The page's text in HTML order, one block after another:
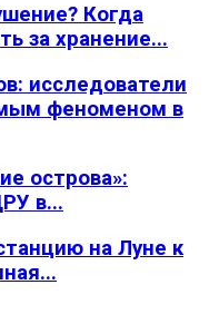
Когда
за хранение...
исследователи
феноменом в
острова»:
в...
на Луне к